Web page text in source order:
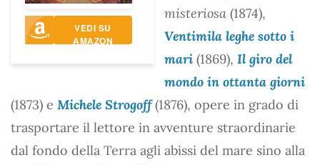
VEDI SU
AMAZON
misteriosa (1874),
Ventimila leghe sotto i
mari (1869), Il giro del
mondo in ottanta giorni
(1873) e Michele Strogoff(1876), opere in grado di
trasportare il lettore in avventure straordinarie
dal fondo della Terra agli abissi del mare sino alla